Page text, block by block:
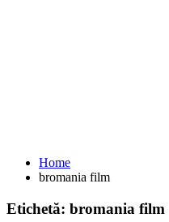
Home
bromania film
Etichetă: bromania film